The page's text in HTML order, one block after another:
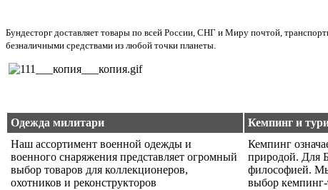
Бундесторг доставляет товары по всей России, СНГ и Миру почтой,
безналичными средствами из любой точки планеты.
Одежда милитари Кемпинг и
Наш ассортимент военной одежды и
военного снаряжения представляет огромный
выбор товаров для коллекционеров,
охотников и реконструкторов
Кемпинг
природой. Для
философией.
выбор кемпинг-